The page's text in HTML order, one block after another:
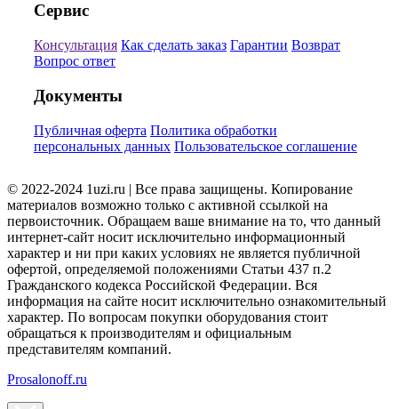
Сервис
Консультация Как сделать заказ Гарантии Возврат
Вопрос ответ
Документы
Публичная оферта Политика обработки
персональных данных Пользовательское соглашение
© 2022-2024 1uzi.ru | Все права защищены. Копирование
материалов возможно только с активной ссылкой на
первоисточник. Обращаем ваше внимание на то, что данный
интернет-сайт носит исключительно информационный
характер и ни при каких условиях не является публичной
офертой, определяемой положениями Статьи 437 п.2
Гражданского кодекса Российской Федерации. Вся
информация на сайте носит исключительно ознакомительный
характер. По вопросам покупки оборудования стоит
обращаться к производителям и официальным
представителям компаний.
Prosalonoff.ru